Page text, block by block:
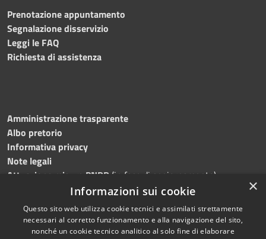
Prenotazione appuntamento
Segnalazione disservizio
Leggi le FAQ
Richiesta di assistenza
Amministrazione trasparente
Albo pretorio
Informativa privacy
Note legali
Attuazione misure PNRR (in fase di aggiornamento)
Dichiarazione di accessibilità
×
Informazioni sui cookie
Questo sito web utilizza cookie tecnici e assimilati strettamente
necessari al corretto funzionamento e alla navigazione del sito,
nonché un cookie tecnico analitico al solo fine di elaborare